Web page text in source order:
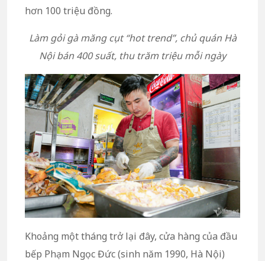
hơn 100 triệu đồng.
Làm gỏi gà măng cụt “hot trend”, chủ quán Hà
Nội bán 400 suất, thu trăm triệu mỗi ngày
Khoảng một tháng trở lại đây, cửa hàng của đầu
bếp Phạm Ngọc Đức (sinh năm 1990, Hà Nội)